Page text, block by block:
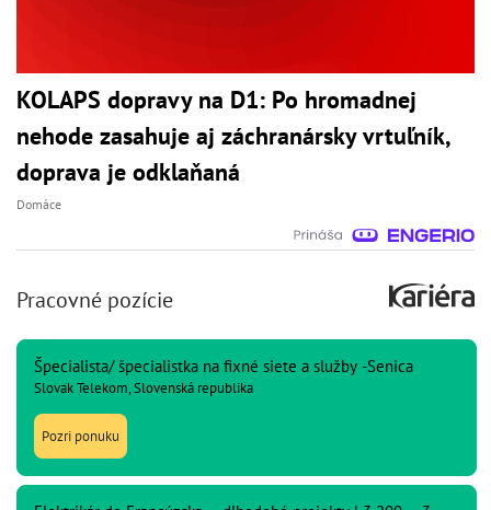
KOLAPS dopravy na D1: Po hromadnej
nehode zasahuje aj záchranársky vrtuľník,
doprava je odklaňaná
Domáce
Pracovné pozície
Špecialista/ špecialistka na fixné siete a služby -Senica
Slovak Telekom, Slovenská republika
Pozri ponuku